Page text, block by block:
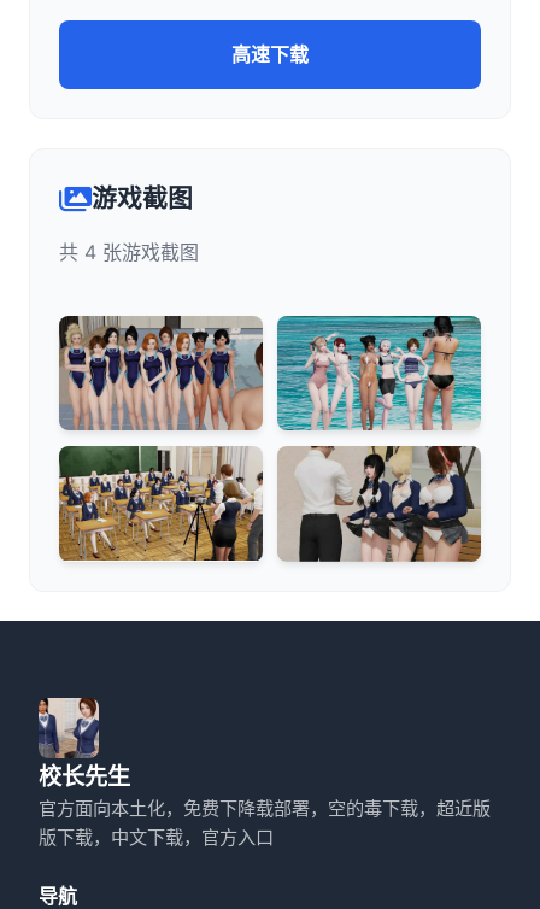
高速下载
游戏截图
共 4 张游戏截图
校长先生
官方面向本土化，免费下降载部署，空的毒下载，超近版
版下载，中文下载，官方入口
导航